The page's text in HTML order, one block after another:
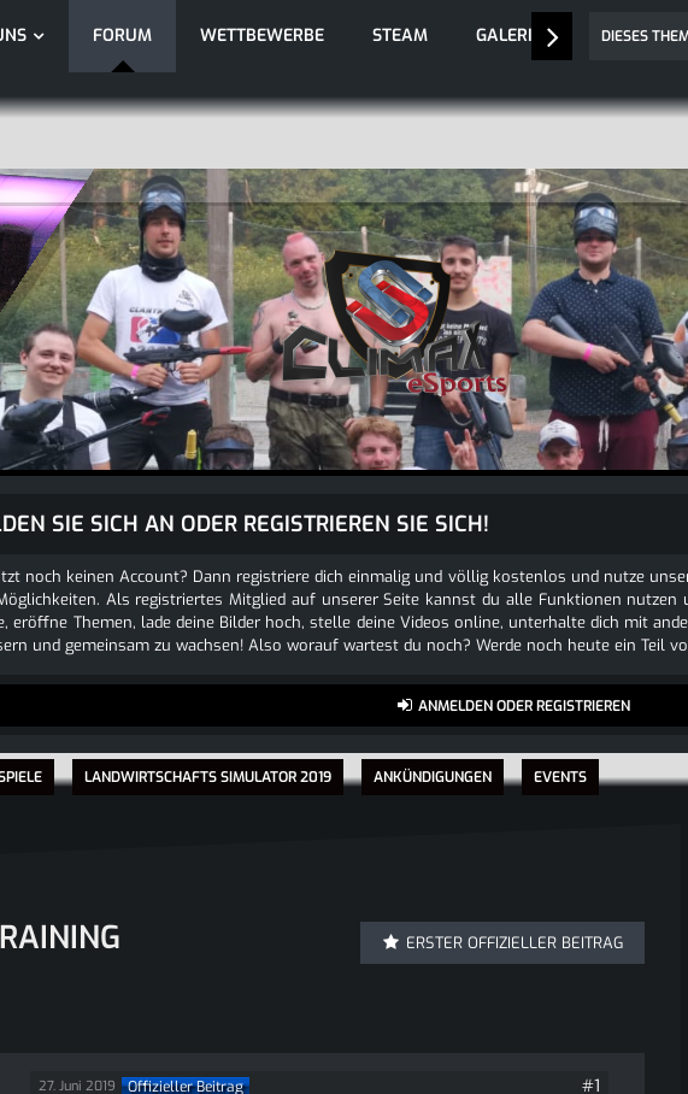
FORUM WETTBEWERBE STEAM GALERIE DIESES
SIE SICH AN ODER REGISTRIEREN SIE SICH!
noch keinen Account? Dann registriere dich einmalig und völlig kostenlos und nutze
Als registriertes Mitglied auf unserer Seite kannst du alle Funktionen nutzen
eröffne Themen, lade deine Bilder hoch, stelle deine Videos online, unterhalte dich mit
und gemeinsam zu wachsen! Also worauf wartest du noch? Werde noch heute ein Teil
ANMELDEN ODER REGISTRIEREN
LANDWIRTSCHAFTS SIMULATOR 2019 ANKÜNDIGUNGEN EVENTS
ERSTER OFFIZIELLER BEITRAG
27. Juni 2019 Offizieller Beitrag #1